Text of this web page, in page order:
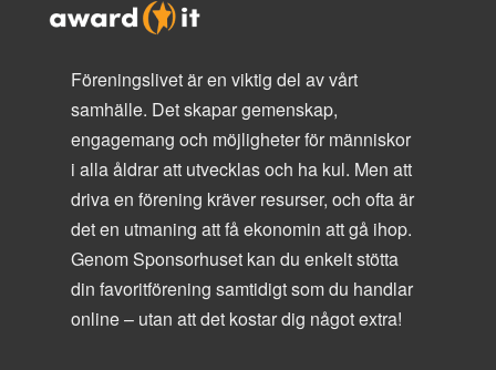
Föreningslivet är en viktig del av vårt
samhälle. Det skapar gemenskap,
engagemang och möjligheter för människor
i alla åldrar att utvecklas och ha kul. Men att
driva en förening kräver resurser, och ofta är
det en utmaning att få ekonomin att gå ihop.
Genom Sponsorhuset kan du enkelt stötta
din favoritförening samtidigt som du handlar
online – utan att det kostar dig något extra!